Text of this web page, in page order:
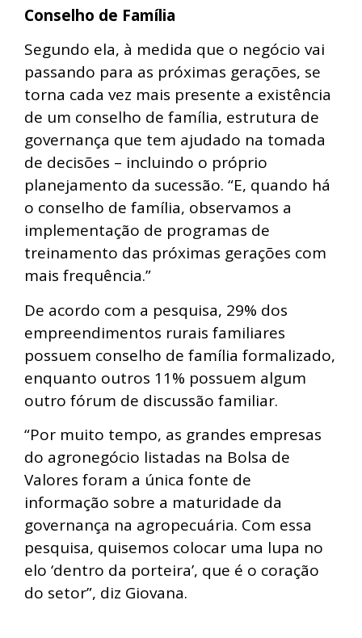
Conselho de Família
Segundo ela, à medida que o negócio vai
passando para as próximas gerações, se
torna cada vez mais presente a existência
de um conselho de família, estrutura de
governança que tem ajudado na tomada
de decisões – incluindo o próprio
planejamento da sucessão. “E, quando há
o conselho de família, observamos a
implementação de programas de
treinamento das próximas gerações com
mais frequência.”
De acordo com a pesquisa, 29% dos
empreendimentos rurais familiares
possuem conselho de família formalizado,
enquanto outros 11% possuem algum
outro fórum de discussão familiar.
“Por muito tempo, as grandes empresas
do agronegócio listadas na Bolsa de
Valores foram a única fonte de
informação sobre a maturidade da
governança na agropecuária. Com essa
pesquisa, quisemos colocar uma lupa no
elo ‘dentro da porteira’, que é o coração
do setor”, diz Giovana.